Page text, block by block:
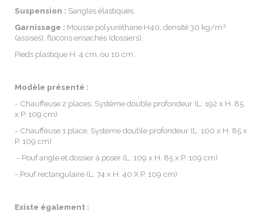
Suspension : Sangles élastiques.
Garnissage : Mousse polyuréthane H40, densité 30 kg/m3
(assises), flocons ensachés (dossiers).
Pieds plastique H. 4 cm, ou 10 cm.
Modèle présenté :
- Chauffeuse 2 places, Système double profondeur (L. 192 x H. 85
x P. 109 cm)
- Chauffeuse 1 place, Système double profondeur (L. 100 x H. 85 x
P. 109 cm)
- Pouf angle et dossier à poser (L. 109 x H. 85 x P. 109 cm)
- Pouf rectangulaire (L. 74 x H. 40 X P. 109 cm)
Existe également :